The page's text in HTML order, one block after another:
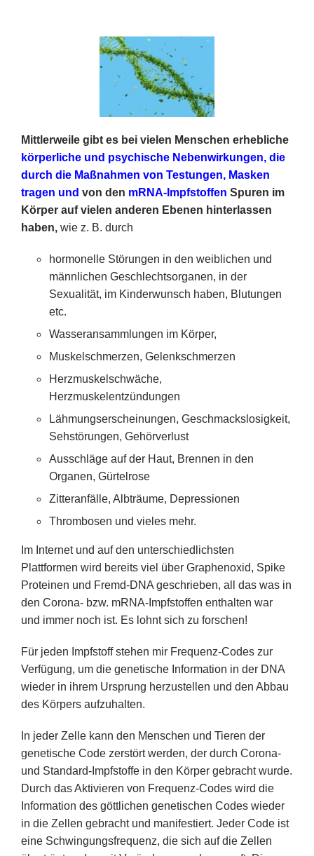
Mittlerweile gibt es bei vielen Menschen erhebliche
körperliche und psychische Nebenwirkungen, die
durch die Maßnahmen von Testungen, Masken
tragen und von den mRNA-Impfstoffen Spuren im
Körper auf vielen anderen Ebenen hinterlassen
haben, wie z. B. durch
hormonelle Störungen in den weiblichen und
männlichen Geschlechtsorganen, in der
Sexualität, im Kinderwunsch haben, Blutungen
etc.
Wasseransammlungen im Körper,
Muskelschmerzen, Gelenkschmerzen
Herzmuskelschwäche,
Herzmuskelentzündungen
Lähmungserscheinungen, Geschmackslosigkeit,
Sehstörungen, Gehörverlust
Ausschläge auf der Haut, Brennen in den
Organen, Gürtelrose
Zitteranfälle, Albträume, Depressionen
Thrombosen und vieles mehr.
Im Internet und auf den unterschiedlichsten
Plattformen wird bereits viel über Graphenoxid, Spike
Proteinen und Fremd-DNA geschrieben, all das was in
den Corona- bzw. mRNA-Impfstoffen enthalten war
und immer noch ist. Es lohnt sich zu forschen!
Für jeden Impfstoff stehen mir Frequenz-Codes zur
Verfügung, um die genetische Information in der DNA
wieder in ihrem Ursprung herzustellen und den Abbau
des Körpers aufzuhalten.
In jeder Zelle kann den Menschen und Tieren der
genetische Code zerstört werden, der durch Corona-
und Standard-Impfstoffe in den Körper gebracht wurde.
Durch das Aktivieren von Frequenz-Codes wird die
Information des göttlichen genetischen Codes wieder
in die Zellen gebracht und manifestiert. Jeder Code ist
eine Schwingungsfrequenz, die sich auf die Zellen